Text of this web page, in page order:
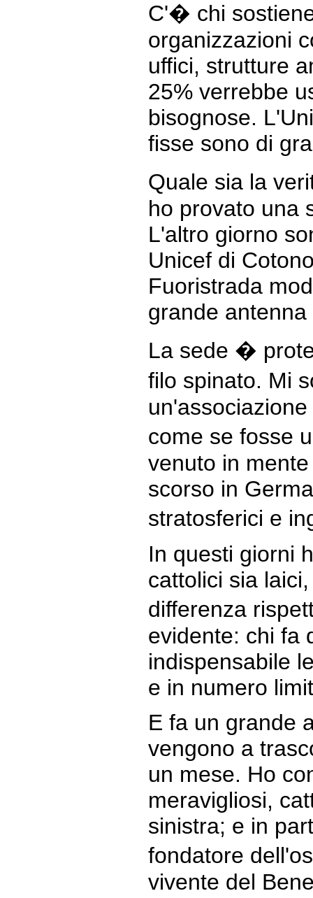
C'� chi
organizzazioni
uffici, strutture
25% verrebbe
bisognose.
fisse sono di
Quale sia la
ho provato una
L'altro giorno
Unicef di
Fuoristrada
grande
La sede �
filo spinato. Mi
come se fosse
venuto in
scorso in
stratosferici e
In questi giorni
cattolici sia
differenza
evidente: chi fa
indispensabile
e in numero
E fa un grande
vengono a
un mese. Ho
meravigliosi,
sinistra; e in
fondatore
vivente del